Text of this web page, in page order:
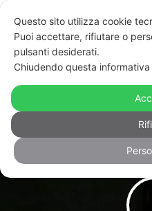
Tra chem sex e
“solitudine gay”
Questo sito utilizza cookie
Puoi accettare, rifiutare o
pulsanti desiderati.
Chiudendo questa